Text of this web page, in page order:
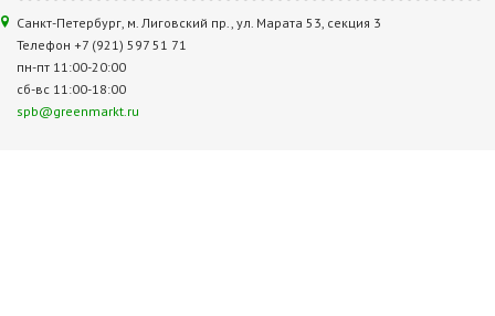
Санкт-Петербург, м. Лиговский пр., ул. Марата 53, секция 3
Телефон +7 (921) 597 51 71
пн-пт 11:00-20:00
сб-вс 11:00-18:00
spb@greenmarkt.ru